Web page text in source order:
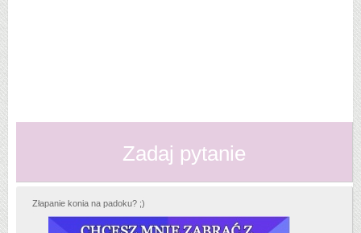
Zadaj pytanie
Złapanie konia na padoku? ;)